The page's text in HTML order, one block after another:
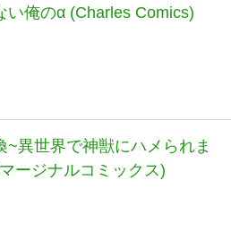
い俺のα (Charles Comics)
~異世界で神獣にハメられま
ージナルコミックス)